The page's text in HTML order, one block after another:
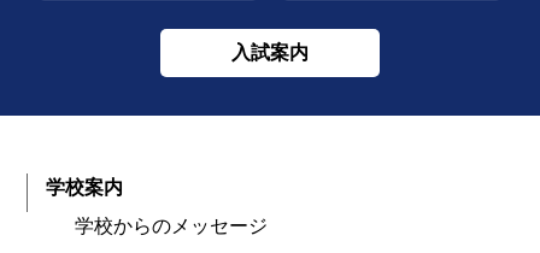
入試案内
学校案内
学校からのメッセージ